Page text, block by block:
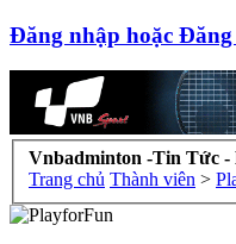
Đăng nhập hoặc
Vnbadminton -Tin Tức -
Trang chủ Thành viên >